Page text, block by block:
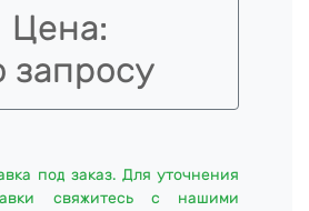
Цена:
запросу
под заказ. Для уточнения
свяжитесь с нашими